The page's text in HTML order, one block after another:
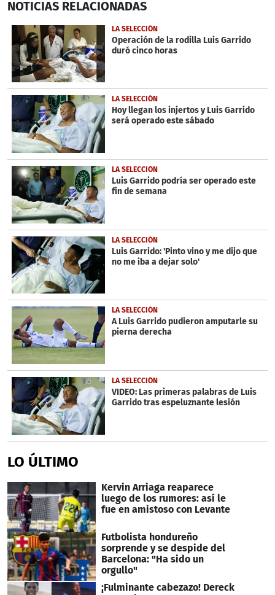
seconds
15
seconds
NOTICIAS RELACIONADAS
LA SELECCIÓN
Operación de la rodilla Luis Garrido
duró cinco horas
LA SELECCIÓN
Hoy llegan los injertos y Luis Garrido
será operado este sábado
LA SELECCIÓN
Luis Garrido podría ser operado este
fin de semana
LA SELECCIÓN
Luis Garrido: 'Pinto vino y me dijo que
no me iba a dejar solo'
LA SELECCIÓN
A Luis Garrido pudieron amputarle su
pierna derecha
LA SELECCIÓN
VIDEO: Las primeras palabras de Luis
Garrido tras espeluznante lesión
LO ÚLTIMO
Kervin Arriaga reaparece
luego de los rumores: así le
fue en amistoso con Levante
Futbolista hondureño
sorprende y se despide del
Barcelona: "Ha sido un
orgullo"
¡Fulminante cabezazo! Dereck